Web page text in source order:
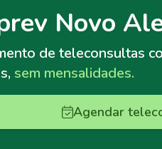
Novo
de teleconsultas
sem mensalidades.
Agendar